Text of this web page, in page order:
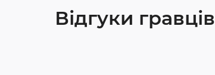
Відгуки гравців